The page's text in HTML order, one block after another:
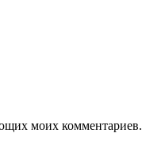
моих комментариев.